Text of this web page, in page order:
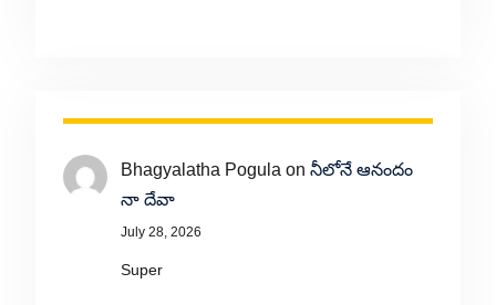
Bhagyalatha Pogula on నీలోనే ఆనందం
నా దేవా
July 28, 2026
Super